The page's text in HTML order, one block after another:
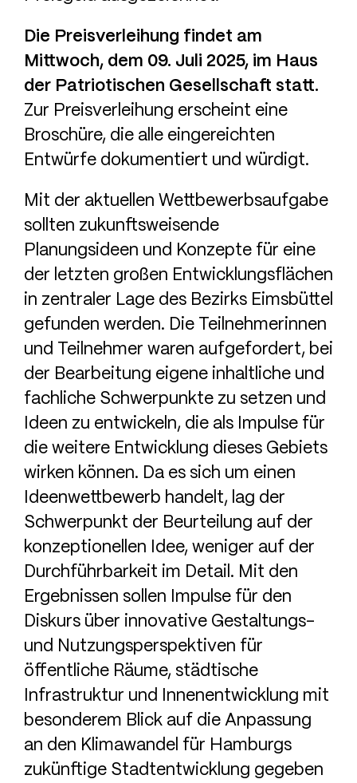
Die Preisverleihung findet am
Mittwoch, dem 09. Juli 2025, im Haus
der Patriotischen Gesellschaft statt.
Zur Preisverleihung erscheint eine
Broschüre, die alle eingereichten
Entwürfe dokumentiert und würdigt.
Mit der aktuellen Wettbewerbsaufgabe
sollten zukunftsweisende
Planungsideen und Konzepte für eine
der letzten großen Entwicklungsflächen
in zentraler Lage des Bezirks Eimsbüttel
gefunden werden. Die Teilnehmerinnen
und Teilnehmer waren aufgefordert, bei
der Bearbeitung eigene inhaltliche und
fachliche Schwerpunkte zu setzen und
Ideen zu entwickeln, die als Impulse für
die weitere Entwicklung dieses Gebiets
wirken können. Da es sich um einen
Ideenwettbewerb handelt, lag der
Schwerpunkt der Beurteilung auf der
konzeptionellen Idee, weniger auf der
Durchführbarkeit im Detail. Mit den
Ergebnissen sollen Impulse für den
Diskurs über innovative Gestaltungs-
und Nutzungsperspektiven für
öffentliche Räume, städtische
Infrastruktur und Innenentwicklung mit
besonderem Blick auf die Anpassung
an den Klimawandel für Hamburgs
zukünftige Stadtentwicklung gegeben